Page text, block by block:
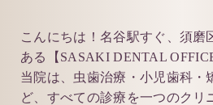
こんにちは！名谷駅すぐ、須磨
ある【SASAKI DENTAL
当院は、虫歯治療・小児歯科・
ど、すべての診療を一つのクリ